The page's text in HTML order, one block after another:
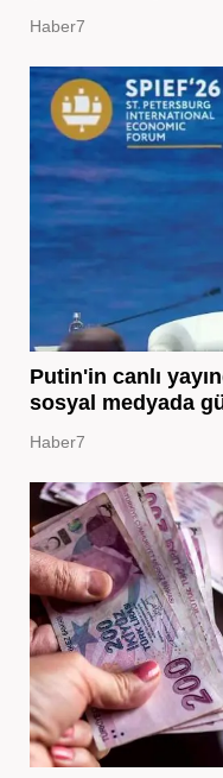
Haber7
Putin'in canlı
sosyal medyada
Haber7